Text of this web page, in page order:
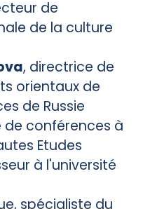
de
de la culture
, directrice de
orientaux de
de Russie
de conférences à
Etudes
à l'université
spécialiste du